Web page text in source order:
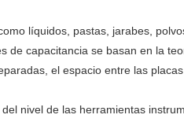
líquidos, pastas, jarabes,
capacitancia se basan en la
el espacio entre las
nivel de las herramientas